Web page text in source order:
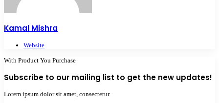
Kamal Mishra
Website
With Product You Purchase
Subscribe to our mailing list to get the new updates!
Lorem ipsum dolor sit amet, consectetur.